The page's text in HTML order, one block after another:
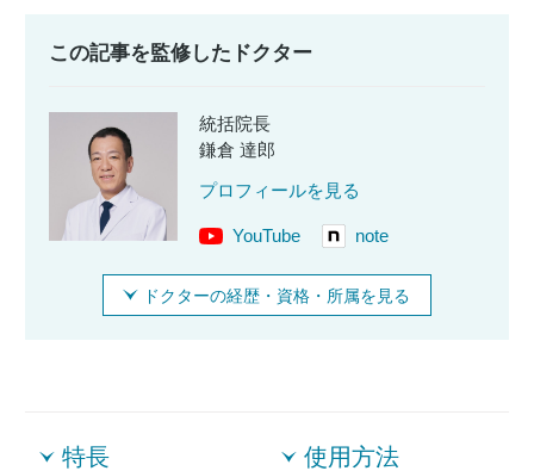
この記事を監修したドクター
統括院長
鎌倉 達郎
プロフィールを見る
YouTube note
ドクターの経歴・資格・所属を見る
特長 使用方法